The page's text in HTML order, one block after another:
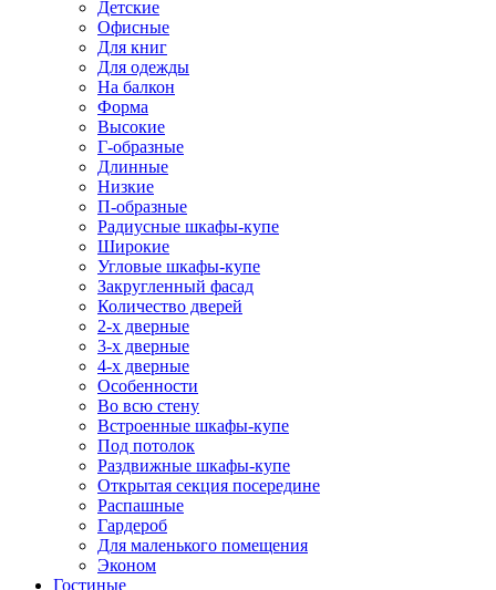
Детские
Офисные
Для книг
Для одежды
На балкон
Форма
Высокие
Г-образные
Длинные
Низкие
П-образные
Радиусные шкафы-купе
Широкие
Угловые шкафы-купе
Закругленный фасад
Количество дверей
2-х дверные
3-х дверные
4-х дверные
Особенности
Во всю стену
Встроенные шкафы-купе
Под потолок
Раздвижные шкафы-купе
Открытая секция посередине
Распашные
Гардероб
Для маленького помещения
Эконом
Гостиные